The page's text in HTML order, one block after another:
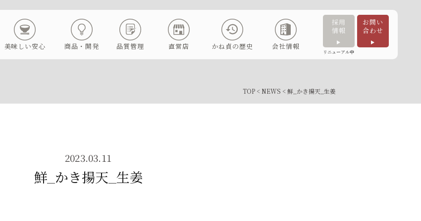
美味しい安心 商品・開発 品質管理 直営店 かね貞の歴史 会社情報
採用
情報
リニューアル中
お問い
合わせ
TOP < NEWS < 鮮_かき揚天_生姜
2023.03.11
鮮_かき揚天_生姜